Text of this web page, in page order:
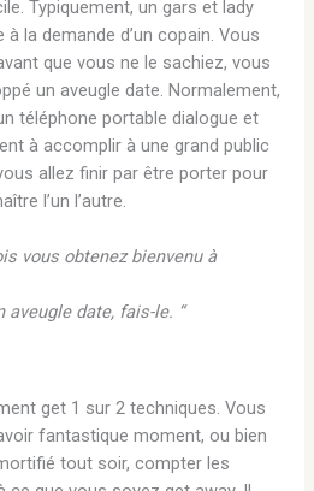
Typiquement, un gars et lady
la demande d’un copain. Vous
que vous ne le sachiez, vous
un aveugle date. Normalement,
téléphone portable dialogue et
à accomplir à une grand public
allez finir par être porter pour
l’un l’autre.
vous obtenez bienvenu à
aveugle date, fais-le. “
get 1 sur 2 techniques. Vous
fantastique moment, ou bien
tout soir, compter les